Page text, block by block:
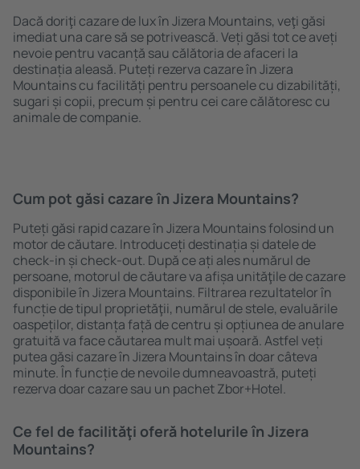
Dacă doriţi cazare de lux în Jizera Mountains, veţi găsi
imediat una care să se potrivească. Veți găsi tot ce aveți
nevoie pentru vacanță sau călătoria de afaceri la
destinația aleasă. Puteți rezerva cazare în Jizera
Mountains cu facilități pentru persoanele cu dizabilități,
sugari și copii, precum și pentru cei care călătoresc cu
animale de companie.
Cum pot găsi cazare în Jizera Mountains?
Puteți găsi rapid cazare în Jizera Mountains folosind un
motor de căutare. Introduceți destinația și datele de
check-in și check-out. După ce ați ales numărul de
persoane, motorul de căutare va afișa unităţile de cazare
disponibile în Jizera Mountains. Filtrarea rezultatelor în
funcție de tipul proprietăţii, numărul de stele, evaluările
oaspeților, distanța față de centru și opțiunea de anulare
gratuită va face căutarea mult mai ușoară. Astfel veți
putea găsi cazare în Jizera Mountains în doar câteva
minute. În funcție de nevoile dumneavoastră, puteți
rezerva doar cazare sau un pachet Zbor+Hotel.
Ce fel de facilităţi oferă hotelurile în Jizera
Mountains?